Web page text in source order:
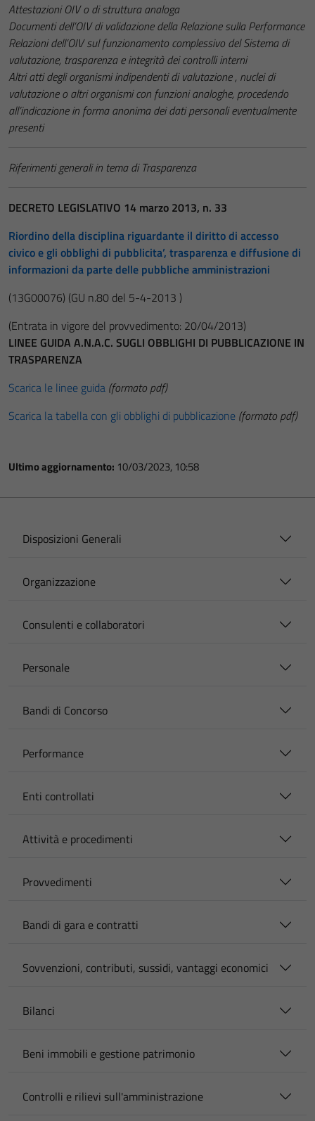
Attestazioni OIV o di struttura analoga
Documenti dell’OIV di validazione della Relazione sulla Performance
Relazioni dell’OIV sul funzionamento complessivo del Sistema di
valutazione, trasparenza e integrità dei controlli interni
Altri atti degli organismi indipendenti di valutazione , nuclei di
valutazione o altri organismi con funzioni analoghe, procedendo
all’indicazione in forma anonima dei dati personali eventualmente
presenti
Riferimenti generali in tema di Trasparenza
DECRETO LEGISLATIVO 14 marzo 2013, n. 33
Riordino della disciplina riguardante il diritto di accesso
civico e gli obblighi di pubblicita’, trasparenza e diffusione di
informazioni da parte delle pubbliche amministrazioni
(13G00076) (GU n.80 del 5-4-2013 )
(Entrata in vigore del provvedimento: 20/04/2013)
LINEE GUIDA A.N.A.C. SUGLI OBBLIGHI DI PUBBLICAZIONE IN
TRASPARENZA
Scarica le linee guida (formato pdf)
Scarica la tabella con gli obblighi di pubblicazione (formato pdf)
Ultimo aggiornamento: 10/03/2023, 10:58
Disposizioni Generali
Organizzazione
Consulenti e collaboratori
Personale
Bandi di Concorso
Performance
Enti controllati
Attività e procedimenti
Provvedimenti
Bandi di gara e contratti
Sovvenzioni, contributi, sussidi, vantaggi economici
Bilanci
Beni immobili e gestione patrimonio
Controlli e rilievi sull'amministrazione